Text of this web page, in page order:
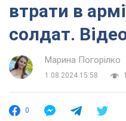
втрати в
солдат.
Марина Погорілко
1.08.2024 15:58
0